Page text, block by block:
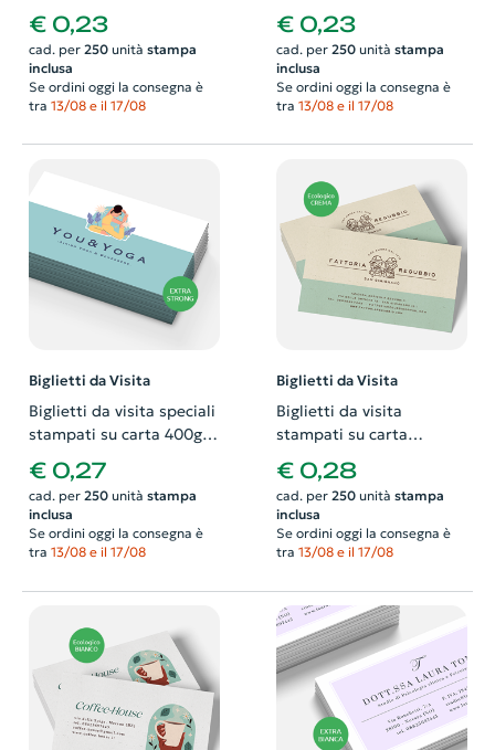
patinata lucida.
Possibilità di richiedere
anche il progetto grafico
€ 0,23
cad. per 250unità stampa
inclusa
Se ordini oggi la consegna è
tra 13/08 e il 17/08
patinata opaca.
Possibilità di richiedere
anche il progetto grafico
€ 0,23
cad. per 250unità stampa
inclusa
Se ordini oggi la consegna è
tra 13/08 e il 17/08
Biglietti da Visita
Biglietti da visita speciali
stampati su carta 400gr
extra strong. Possibilità
di richiedere anche il
progetto grafico
€ 0,27
cad. per 250unità stampa
inclusa
Se ordini oggi la consegna è
tra 13/08 e il 17/08
Biglietti da Visita
Biglietti da visita
stampati su carta
ecologica 260gr color
crema. Possibilità di
richiedere anche il
progetto grafico
€ 0,28
cad. per 250unità stampa
inclusa
Se ordini oggi la consegna è
tra 13/08 e il 17/08